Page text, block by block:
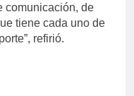
comunicación, de
tiene cada uno de
refirió.